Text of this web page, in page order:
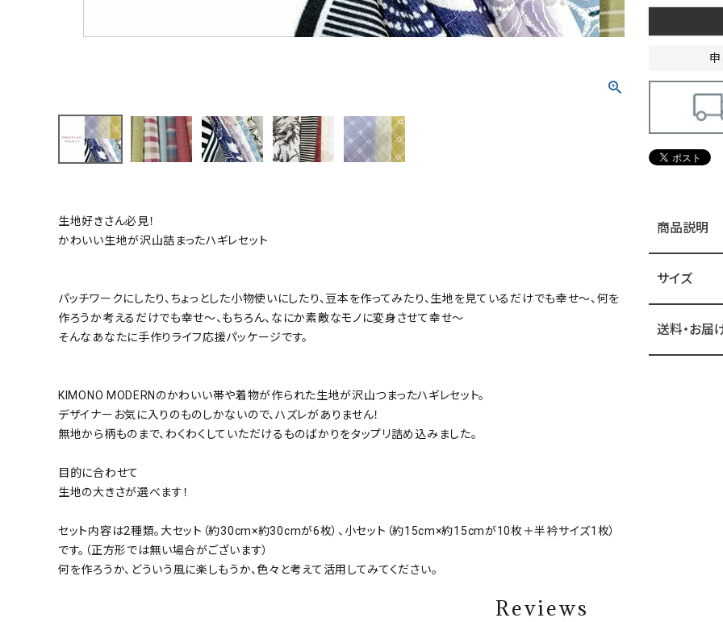
帯結び動画
キモノ読ミモノ
生地好きさん必見！
かわいい生地が沢山詰まったハギレセット
パッチワークにしたり、ちょっとした小物使いにしたり、豆本を作ってみたり、生地を見ているだけでも幸せ～、何を
作ろうか考えるだけでも幸せ～、もちろん、なにか素敵なモノに変身させて幸せ～
そんなあなたに手作りライフ応援パッケージです。
KIMONO MODERNのかわいい帯や着物が作られた生地が沢山つまったハギレセット。
デザイナーお気に入りのものしかないので、ハズレがありません！
無地から柄ものまで、わくわくしていただけるものばかりをタップリ詰め込みました。
目的に合わせて
生地の大きさが選べます！
セット内容は2種類。大セット（約30cm×約30cmが6枚）、小セット（約15cm×約15cmが10枚＋半衿サイズ1枚）
です。（正方形では無い場合がございます）
何を作ろうか、どういう風に楽しもうか、色々と考えて活用してみてください。
申
商品説明
サイズ
送料・お届
Reviews